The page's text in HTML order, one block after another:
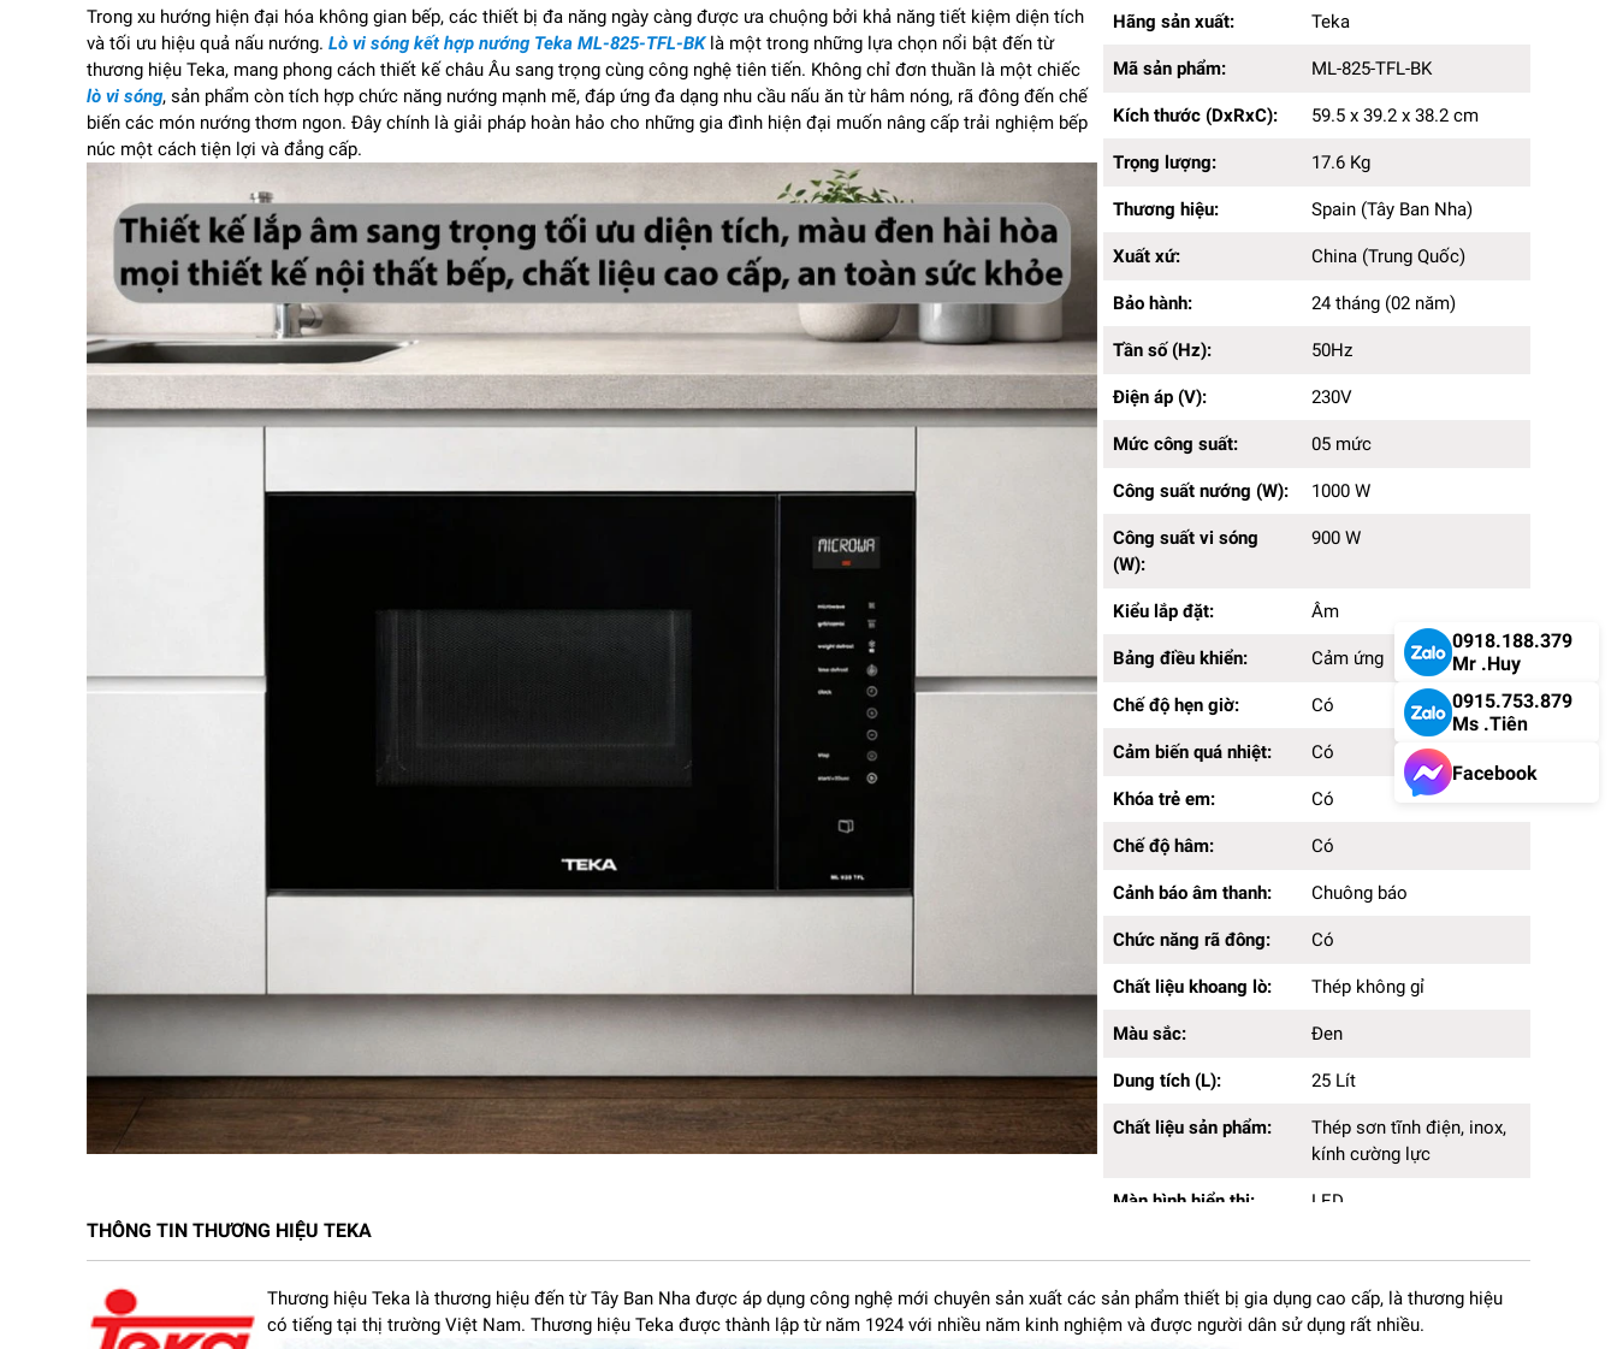
hiện đại
Bảo hành 24 tháng chính hãng
Trong xu hướng hiện đại hóa không gian bếp, các thiết bị đa năng ngày càng được ưa chuộng bởi khả năng tiết kiệm diện tích
và tối ưu hiệu quả nấu nướng. Lò vi sóng kết hợp nướng Teka ML-825-TFL-BK là một trong những lựa chọn nổi bật đến từ
thương hiệu Teka, mang phong cách thiết kế châu Âu sang trọng cùng công nghệ tiên tiến. Không chỉ đơn thuần là một chiếc
lò vi sóng, sản phẩm còn tích hợp chức năng nướng mạnh mẽ, đáp ứng đa dạng nhu cầu nấu ăn từ hâm nóng, rã đông đến chế
biến các món nướng thơm ngon. Đây chính là giải pháp hoàn hảo cho những gia đình hiện đại muốn nâng cấp trải nghiệm bếp
núc một cách tiện lợi và đẳng cấp.
Lò vi sóng điện tử Teka ML-825-TFL-BK được thiết kế theo dạng lắp âm, giúp tối ưu không gian bếp và mang lại vẻ ngoài
gọn gàng, đồng bộ. Tông màu đen chủ đạo kết hợp mặt kính cao cấp tạo nên sự sang trọng, dễ dàng phối hợp với nhiều
phong cách nội thất khác nhau.
Bảng điều khiển cảm ứng kết hợp màn hình LED hiển thị giúp thao tác dễ dàng, ngay cả với người lớn tuổi. Màn hình hiển
Hãng sản xuất:Teka
Mã sản phẩm:
Kích thước (DxRxC):
59.5 x 39.2 x 38.2cm
Thương hiệu:Spain (Tây Ban Nha)
Bảo hành:24 tháng (02 năm)
Tần số (Hz):
Điện áp (V):
Mức công suất:
Công suất vi sóng (W):
900 W
Bảng điều khiển:
Cảm biến quá nhiệt:
Khóa trẻ em:Có
Cảnh báo âm thanh:Chuông báo
Chất liệu khoang lò:
Thép không gỉ
Màu sắc:
Chất liệu sản phẩm:
Thép sơn tĩnh điện, inox, kính
cường lực
Màn hình hiển thị:
Hãng sản xuất: Teka
Mã sản phẩm: ML-825-TFL-BK
Kích thước (DxRxC): 59.5 x 39.2 x 38.2 cm
Trọng lượng: 17.6 Kg
Thương hiệu: Spain (Tây Ban Nha)
Xuất xứ: China (Trung Quốc)
Bảo hành: 24 tháng (02 năm)
Tần số (Hz): 50Hz
Điện áp (V): 230V
Mức công suất: 05 mức
Công suất nướng (W): 1000 W
Công suất vi sóng
(W):
900 W
Kiểu lắp đặt: Âm
Bảng điều khiển: Cảm ứng
Chế độ hẹn giờ: Có
Cảm biến quá nhiệt: Có
Khóa trẻ em: Có
Chế độ hâm: Có
Cảnh báo âm thanh: Chuông báo
Chức năng rã đông: Có
Chất liệu khoang lò: Thép không gỉ
Màu sắc: Đen
Dung tích (L): 25 Lít
Chất liệu sản phẩm:
Thép sơn tĩnh điện, inox,
kính cường lực
Màn hình hiển thị: LED
THÔNG TIN THƯƠNG HIỆU TEKA
Thương hiệu Teka là thương hiệu đến từ Tây Ban Nha được áp dụng công nghệ mới chuyên sản xuất các sản phẩm thiết bị gia dụng cao cấp, là thương hiệu
có tiếng tại thị trường Việt Nam. Thương hiệu Teka được thành lập từ năm 1924 với nhiều năm kinh nghiệm và được người dân sử dụng rất nhiều.
0918.188.379
Mr .Huy
0915.753.879
Ms .Tiên
Facebook